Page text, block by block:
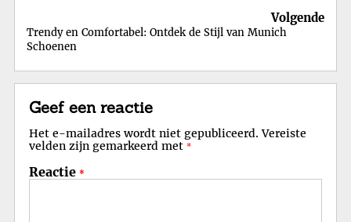
Volgende
Trendy en Comfortabel: Ontdek de Stijl van Munich
Schoenen
Geef een reactie
Het e-mailadres wordt niet gepubliceerd. Vereiste
velden zijn gemarkeerd met *
Reactie *